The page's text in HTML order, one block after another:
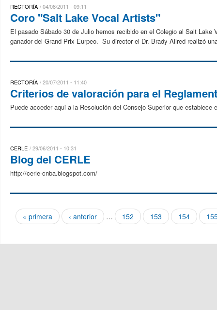
RECTORÍA 04/08/2011 - 09:11
Coro "Salt Lake Vocal Artists"
El pasado Sábado 30 de Julio hemos recibido en el Colegio al Salt
ganador del Grand Prix Eurpeo. Su director el Dr. Brady Allred realizó
RECTORÍA 20/07/2011 - 11:40
Criterios de valoración para el
Puede acceder aqui a la Resolución del Consejo Superior que establece
CERLE 29/06/2011 - 10:31
Blog del CERLE
http://cerle-cnba.blogspot.com/
Páginas
« primera ‹ anterior … 152 153 154